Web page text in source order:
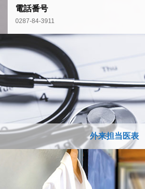
電話番号
0287-84-3911
外来担当医表